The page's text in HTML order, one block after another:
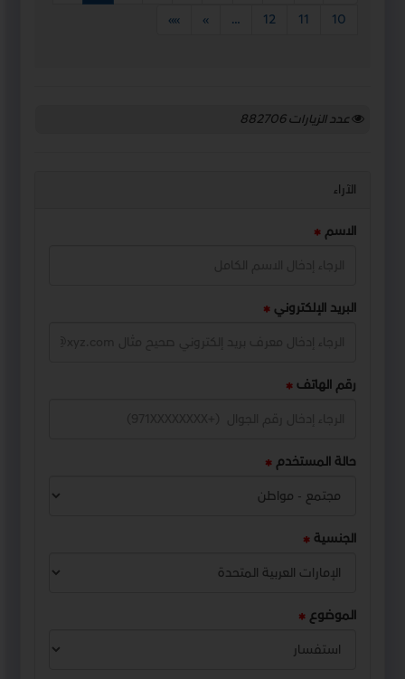
10
عدد الزيارات882706
الآراء
الاسم
البريد الإلكتروني
رقم الهاتف
حالة المستخدم
الجنسية
الموضوع